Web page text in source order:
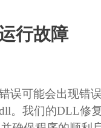
行故障
误可能会出现错
。我们的DLL修